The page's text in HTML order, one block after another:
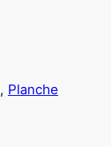
, Planche